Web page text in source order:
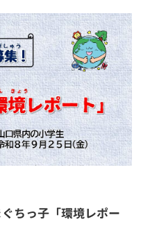
ちっ子「環境レポー